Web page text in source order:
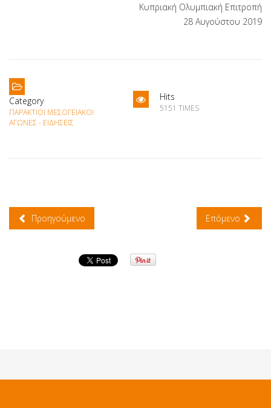
Κυπριακή Ολυμπιακή Επιτροπή
28 Αυγούστου 2019
Category
ΠΑΡΆΚΤΙΟΙ ΜΕΣΟΓΕΙΑΚΟΊ
ΑΓΏΝΕΣ - ΕΙΔΉΣΕΙΣ
Hits
5151 TIMES
Προηγούμενο Επόμενο